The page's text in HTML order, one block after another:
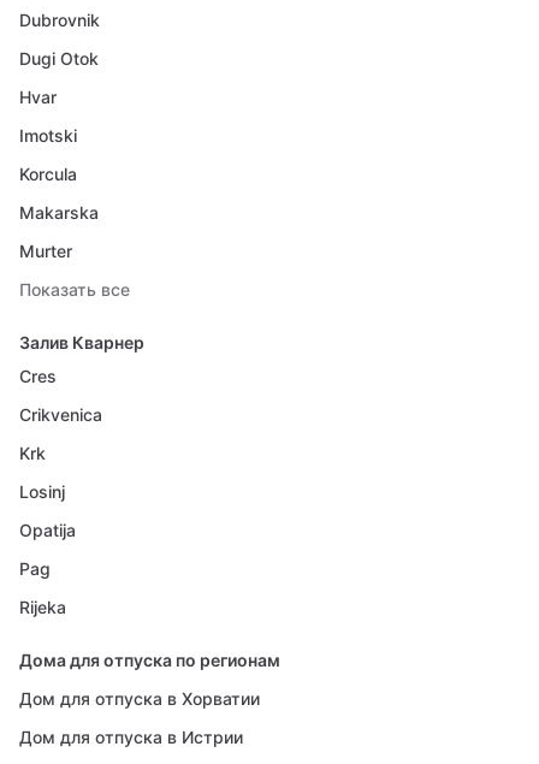
Dubrovnik
Dugi Otok
Hvar
Imotski
Korcula
Makarska
Murter
Показать все
Залив Кварнер
Cres
Crikvenica
Krk
Losinj
Opatija
Pag
Rijeka
Дома для отпуска по регионам
Дом для отпуска в Хорватии
Дом для отпуска в Истрии